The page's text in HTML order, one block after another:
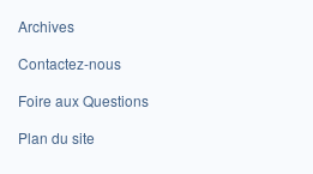
Archives
Contactez-nous
Foire aux Questions
Plan du site